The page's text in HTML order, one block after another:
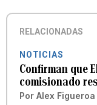
RELACIONADAS
NOTICIAS
Confirman que
comisionado
Por Alex